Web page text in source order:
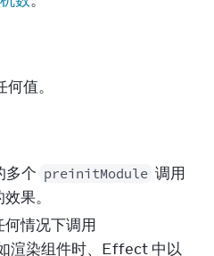
值。
多个 preinitModule 调用
果。
情况下调用
渲染组件时、Effect 中以